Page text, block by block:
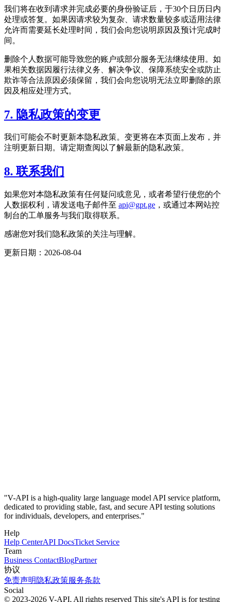
我们将在收到请求并完成必要的身份验证后，于30个日历日内
处理或答复。如果因请求较为复杂、请求数量较多或适用法律
允许而需要延长处理时间，我们会向您说明原因及预计完成时
间。
删除个人数据可能导致您的账户或部分服务无法继续使用。如
果相关数据因履行法律义务、解决争议、保障系统安全或防止
欺诈等合法原因必须保留，我们会向您说明无法立即删除的原
因及相应处理方式。
7. 隐私政策的变更
我们可能会不时更新本隐私政策。变更将在本页面上发布，并
注明更新日期。请定期查阅以了解最新的隐私政策。
8. 联系我们
如果您对本隐私政策有任何疑问或意见，或者希望行使您的个
人数据权利，请发送电子邮件至 api@gpt.ge ，或通过本网站控
制台的工单服务与我们取得联系。
感谢您对我们隐私政策的关注与理解。
更新日期： 2026-08-04
"V-API is a high-quality large language model API service platform,
dedicated to providing stable, fast, and secure API testing solutions
for individuals, developers, and enterprises."
Help
Help CenterAPI DocsTicket Service
Team
Business ContactBlogPartner
协议
免责声明 隐私政策服务条款
Social
© 2023-2026 V-API, All rights reserved This site's API is for testing